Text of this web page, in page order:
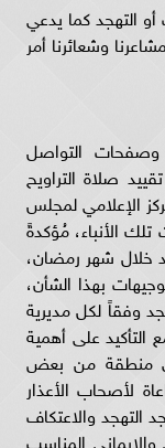
أو التهجد كما يدعي
وشعائرنا أمر
وصفحات التواصل
صلاة التراويح
الإعلامي لمجلس
تلك الأنباء، مُؤكدةً
خلال شهر رمضان،
بهذا الشأن،
وفقاً لكل مديرية
على أهمية
منطقة من بعض
لأصحاب الأعذار
التهجد والاعتكاف
المناسب